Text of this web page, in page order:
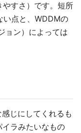
すさ）です。短所
い点と、WDDMの
ョン）によっては
じにしてくれるも
ラみたいなもの